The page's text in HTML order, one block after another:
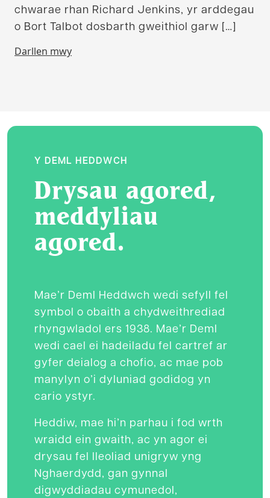
chwarae rhan Richard Jenkins, yr arddegau
o Bort Talbot dosbarth gweithiol garw […]
Darllen mwy
Y DEML HEDDWCH
Drysau agored,
meddyliau
agored.
Mae’r Deml Heddwch wedi sefyll fel
symbol o obaith a chydweithrediad
rhyngwladol ers 1938. Mae’r Deml
wedi cael ei hadeiladu fel cartref ar
gyfer deialog a chofio, ac mae pob
manylyn o’i dyluniad godidog yn
cario ystyr.
Heddiw, mae hi’n parhau i fod wrth
wraidd ein gwaith, ac yn agor ei
drysau fel lleoliad unigryw yng
Nghaerdydd, gan gynnal
digwyddiadau cymunedol,